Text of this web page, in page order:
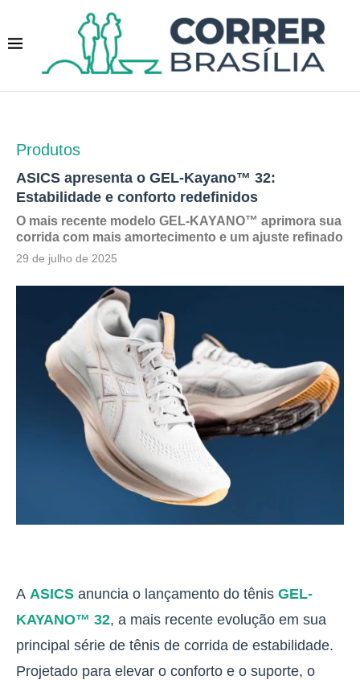
Produtos
ASICS apresenta o GEL-Kayano™ 32:
Estabilidade e conforto redefinidos
O mais recente modelo GEL-KAYANO™ aprimora sua
corrida com mais amortecimento e um ajuste refinado
29 de julho de 2025
A ASICS anuncia o lançamento do tênis GEL-
KAYANO™ 32, a mais recente evolução em sua
principal série de tênis de corrida de estabilidade.
Projetado para elevar o conforto e o suporte, o